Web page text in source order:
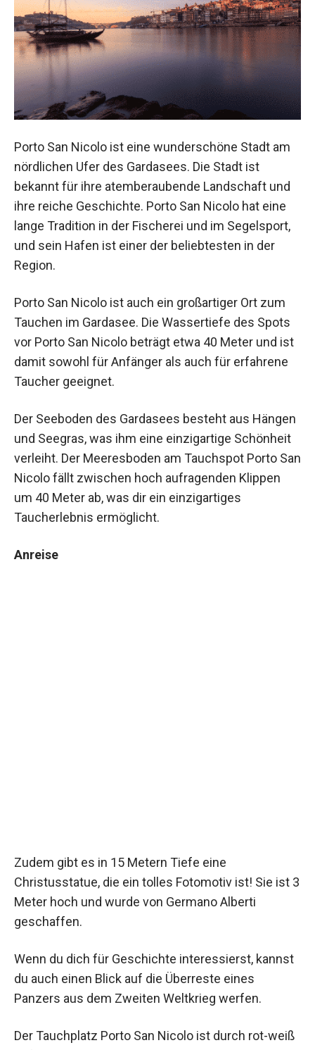
Porto San Nicolo ist eine wunderschöne Stadt am
nördlichen Ufer des Gardasees. Die Stadt ist
bekannt für ihre atemberaubende Landschaft und
ihre reiche Geschichte. Porto San Nicolo hat eine
lange Tradition in der Fischerei und im Segelsport,
und sein Hafen ist einer der beliebtesten in der
Region.
Porto San Nicolo ist auch ein großartiger Ort zum
Tauchen im Gardasee. Die Wassertiefe des Spots
vor Porto San Nicolo beträgt etwa 40 Meter und ist
damit sowohl für Anfänger als auch für erfahrene
Taucher geeignet.
Der Seeboden des Gardasees besteht aus Hängen
und Seegras, was ihm eine einzigartige Schönheit
verleiht. Der Meeresboden am Tauchspot Porto San
Nicolo fällt zwischen hoch aufragenden Klippen
um 40 Meter ab, was dir ein einzigartiges
Taucherlebnis ermöglicht.
Anreise
Zudem gibt es in 15 Metern Tiefe eine
Christusstatue, die ein tolles Fotomotiv ist! Sie ist 3
Meter hoch und wurde von Germano Alberti
geschaffen.
Wenn du dich für Geschichte interessierst, kannst
du auch einen Blick auf die Überreste eines
Panzers aus dem Zweiten Weltkrieg werfen.
Der Tauchplatz Porto San Nicolo ist durch rot-weiß